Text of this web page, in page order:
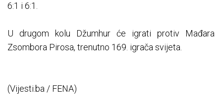
6:1 i 6:1.
U drugom kolu Džumhur će igrati protiv Mađara
Zsombora Pirosa, trenutno 169. igrača svijeta.
(Vijesti.ba / FENA)